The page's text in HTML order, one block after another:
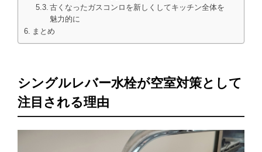
古くなったガスコンロを新しくしてキッチン全体を
魅力的に
まとめ
シングルレバー水栓が空室対策として
注目される理由